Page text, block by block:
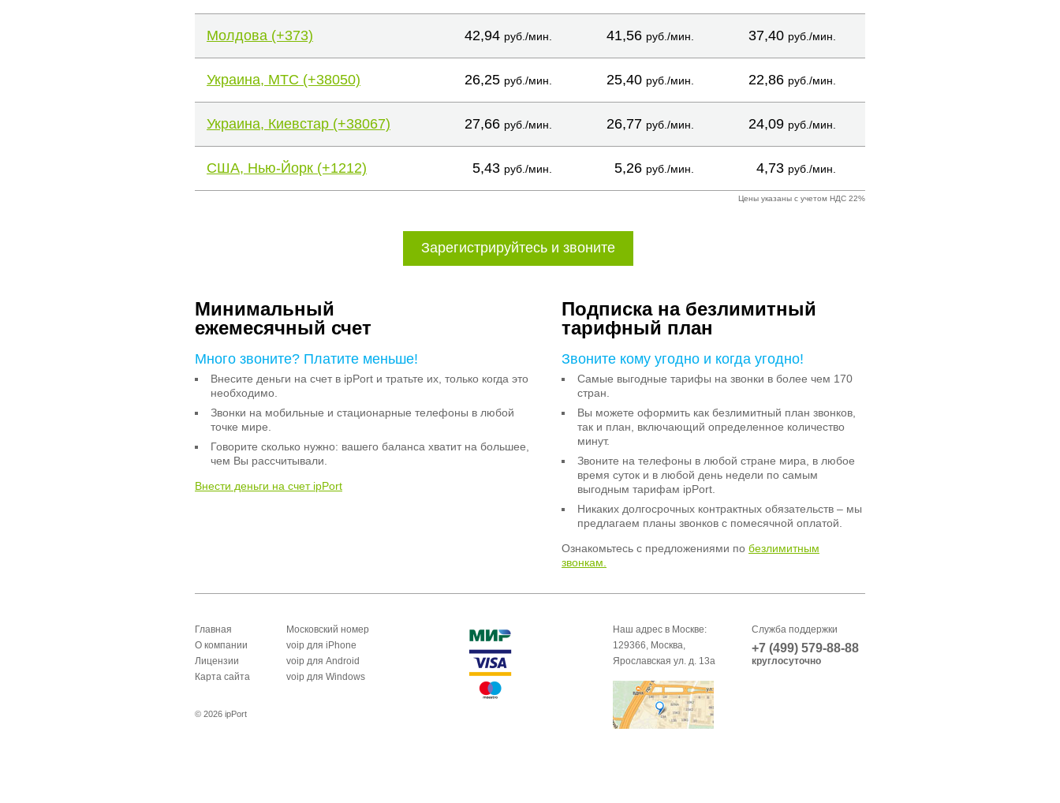
Молдова (+373) 42,94 руб./мин. 41,56 руб./мин. 37,40 руб./мин.
Украина, МТС (+38050) 26,25 руб./мин. 25,40 руб./мин. 22,86 руб./мин.
Украина, Киевстар (+38067) 27,66 руб./мин. 26,77 руб./мин. 24,09 руб./мин.
США, Нью-Йорк (+1212) 5,43 руб./мин. 5,26 руб./мин. 4,73 руб./мин.
Цены указаны с учетом НДС 22%
Зарегистрируйтесь и звоните
Минимальный
ежемесячный счет
Много звоните? Платите меньше!
Внесите деньги на счет в ipPort и тратьте их, только когда это
необходимо.
Звонки на мобильные и стационарные телефоны в любой
точке мире.
Говорите сколько нужно: вашего баланса хватит на большее,
чем Вы рассчитывали.
Внести деньги на счет ipPort
Подписка на безлимитный
тарифный план
Звоните кому угодно и когда угодно!
Самые выгодные тарифы на звонки в более чем 170
стран.
Вы можете оформить как безлимитный план звонков,
так и план, включающий определенное количество
минут.
Звоните на телефоны в любой стране мира, в любое
время суток и в любой день недели по самым
выгодным тарифам ipPort.
Никаких долгосрочных контрактных обязательств – мы
предлагаем планы звонков с помесячной оплатой.
Ознакомьтесь с предложениями по безлимитным
звонкам.
Главная
О компании
Лицензии
Карта сайта
Московский номер
voip для iPhone
voip для Android
voip для Windows
Наш адрес в Москве:
129366, Москва,
Ярославская ул. д. 13а
Служба поддержки
+7 (499) 579-88-88
круглосуточно
© 2026 ipPort